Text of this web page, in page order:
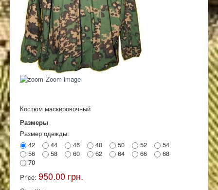
Zoom image
Костюм маскировочный
Размеры
Размер одежды:
42
44 46 48 50 52
54
56
58 60 62 64 66
68
70
Price: 950.00 грн.